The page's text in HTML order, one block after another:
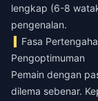
lengkap (6-8
pengenalan.
Fasa
Pengoptimuman
Pemain dengan
dilema sebenar.